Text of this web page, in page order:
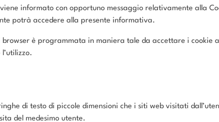
informato con opportuno messaggio relativamente alla
potrà accedere alla presente informativa.
è programmata in maniera tale da accettare i cookie
di testo di piccole dimensioni che i siti web visitati
del medesimo utente.